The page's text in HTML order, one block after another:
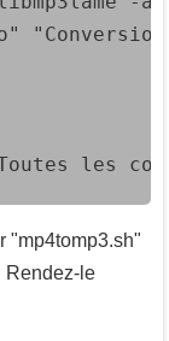
les
"mp4tomp3.sh"
Rendez-le